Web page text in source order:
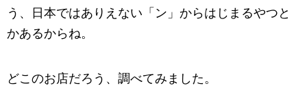
う、日本ではありえない「ン」からはじまるやつと
かあるからね。
どこのお店だろう、調べてみました。